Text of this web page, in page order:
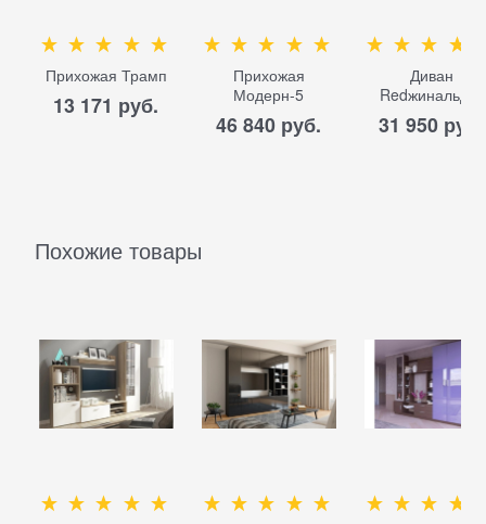
Прихожая Трамп
13 171 руб.
Прихожая
Модерн-5
46 840 руб.
Диван
Redжинальд-6
31 950 руб.
Похожие товары